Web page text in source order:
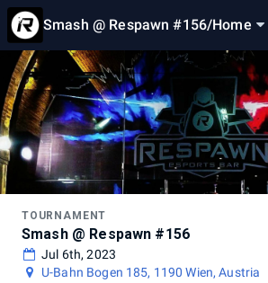
Smash @ Respawn #156/Home
TOURNAMENT
Smash @ Respawn #156
Jul 6th, 2023
U-Bahn Bogen 185, 1190 Wien, Austria